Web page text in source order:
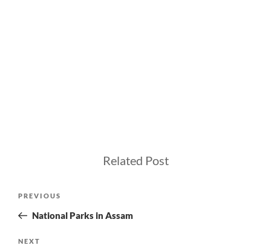
Related Post
Previous
Post
PREVIOUS
National Parks in Assam
Next
NEXT